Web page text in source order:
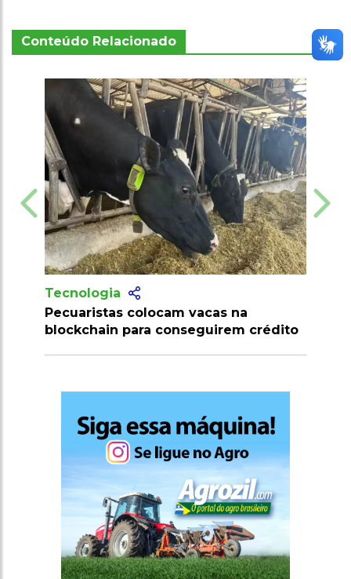
Conteúdo Relacionado
vacas na
conseguirem crédito
Produtores recebem mais
milhões de doses de